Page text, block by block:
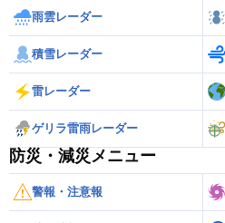
雨雲レーダー
積雪レーダー
雷レーダー
ゲリラ雷雨レーダー
防災・減災メニュー
警報・注意報